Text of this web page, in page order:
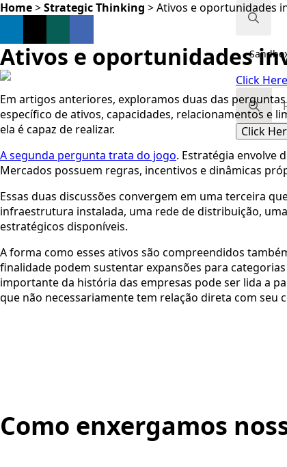
for:
Click Here
Search
for:
Click
Home>Strategic Thinking >Ativos e oportunidades
Ativos e oportunidades
Em artigos anteriores, exploramos duas das
específico de ativos, capacidades, relacionamentos e
ela é capaz de realizar.
A segunda pergunta trata do jogo. Estratégia envolve
Mercados possuem regras, incentivos e dinâmicas
Essas duas discussões convergem em uma terceira
infraestrutura instalada, uma rede de distribuição,
estratégicos disponíveis.
A forma como esses ativos são compreendidos
finalidade podem sustentar expansões para
importante da história das empresas pode ser lida a
que não necessariamente tem relação direta com seu
Como enxergamos